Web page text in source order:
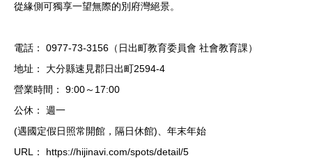
從緣側可獨享一望無際的別府灣絕景。
電話： 0977-73-3156（日出町教育委員會 社會教育課）
地址： 大分縣速見郡日出町2594-4
營業時間： 9:00～17:00
公休： 週一
(遇國定假日照常開館，隔日休館)、年末年始
URL： https://hijinavi.com/spots/detail/5